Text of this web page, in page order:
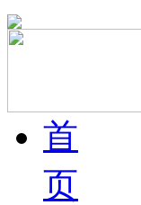
首
页